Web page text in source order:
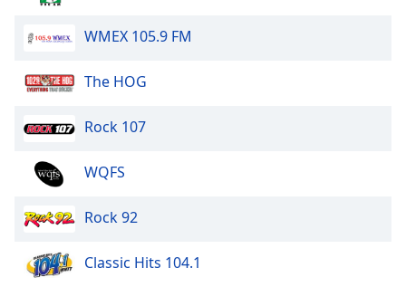
Color
Opacity
Background
Opacity
WMEX 105.9 FM
The HOG
Rock 107
WQFS
Rock 92
Classic Hits 104.1